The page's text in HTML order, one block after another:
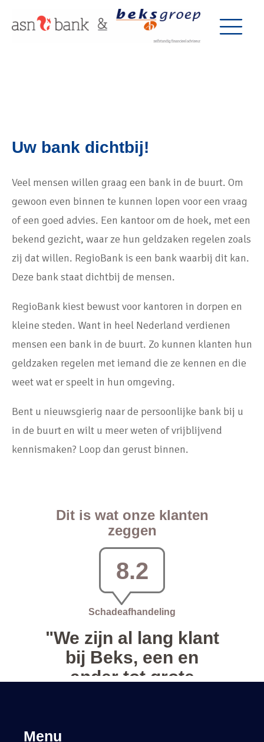
Uw bank dichtbij!
Veel mensen willen graag een bank in de buurt. Om
gewoon even binnen te kunnen lopen voor een vraag
of een goed advies. Een kantoor om de hoek, met een
bekend gezicht, waar ze hun geldzaken regelen zoals
zij dat willen. RegioBank is een bank waarbij dit kan.
Deze bank staat dichtbij de mensen.
RegioBank kiest bewust voor kantoren in dorpen en
kleine steden. Want in heel Nederland verdienen
mensen een bank in de buurt. Zo kunnen klanten hun
geldzaken regelen met iemand die ze kennen en die
weet wat er speelt in hun omgeving.
Bent u nieuwsgierig naar de persoonlijke bank bij u
in de buurt en wilt u meer weten of vrijblijvend
kennismaken? Loop dan gerust binnen.
Menu